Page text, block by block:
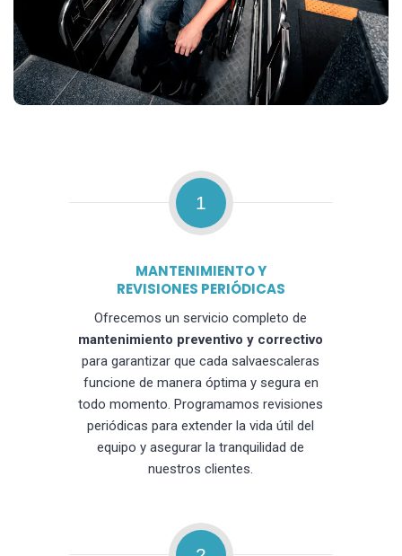
1
MANTENIMIENTO Y
REVISIONES PERIÓDICAS
Ofrecemos un servicio completo de
mantenimiento preventivo y correctivo
para garantizar que cada salvaescaleras
funcione de manera óptima y segura en
todo momento. Programamos revisiones
periódicas para extender la vida útil del
equipo y asegurar la tranquilidad de
nuestros clientes.